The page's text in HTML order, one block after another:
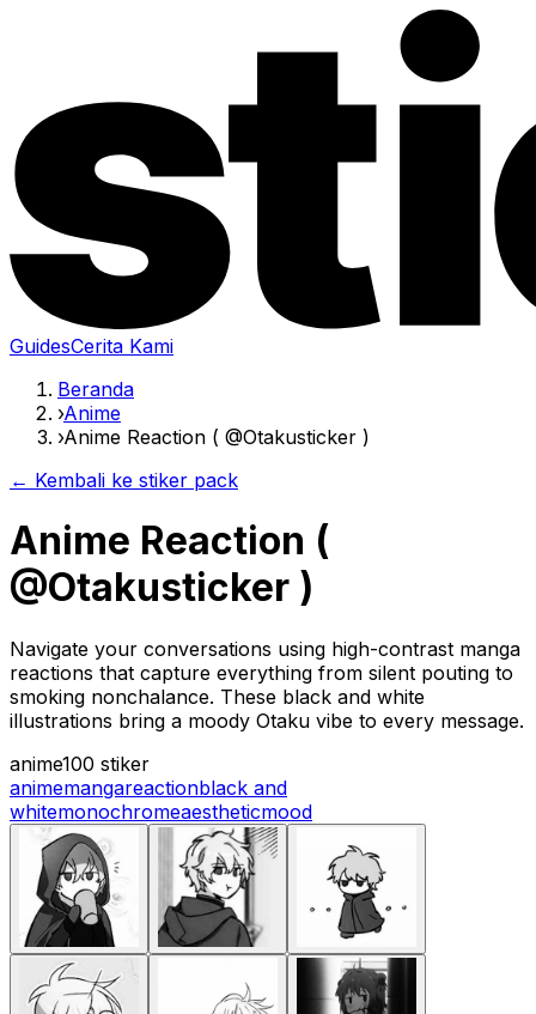
GuidesCerita Kami
Beranda
›Anime
›Anime Reaction ( @Otakusticker )
← Kembali ke stiker pack
Anime Reaction (
@Otakusticker )
Navigate your conversations using high-contrast manga
reactions that capture everything from silent pouting to
smoking nonchalance. These black and white
illustrations bring a moody Otaku vibe to every message.
anime100 stiker
animemangareactionblack and
whitemonochromeaestheticmood